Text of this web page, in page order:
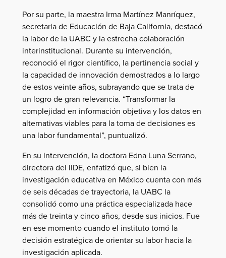
Por su parte, la maestra Irma Martínez Manríquez,
secretaria de Educación de Baja California, destacó
la labor de la UABC y la estrecha colaboración
interinstitucional. Durante su intervención,
reconoció el rigor científico, la pertinencia social y
la capacidad de innovación demostrados a lo largo
de estos veinte años, subrayando que se trata de
un logro de gran relevancia. “Transformar la
complejidad en información objetiva y los datos en
alternativas viables para la toma de decisiones es
una labor fundamental”, puntualizó.
En su intervención, la doctora Edna Luna Serrano,
directora del IIDE, enfatizó que, si bien la
investigación educativa en México cuenta con más
de seis décadas de trayectoria, la UABC la
consolidó como una práctica especializada hace
más de treinta y cinco años, desde sus inicios. Fue
en ese momento cuando el instituto tomó la
decisión estratégica de orientar su labor hacia la
investigación aplicada.